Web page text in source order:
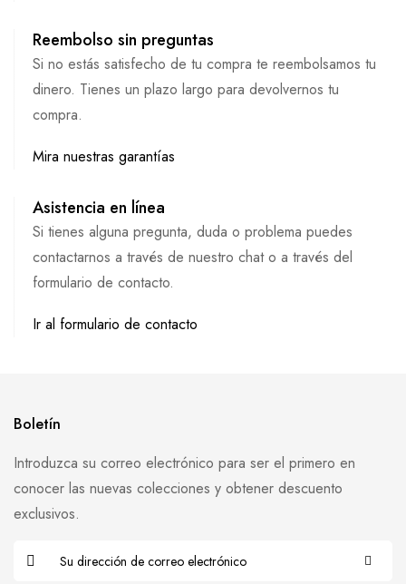
Reembolso sin preguntas
Si no estás satisfecho de tu compra te reembolsamos tu
dinero. Tienes un plazo largo para devolvernos tu
compra.
Mira nuestras garantías
Asistencia en línea
Si tienes alguna pregunta, duda o problema puedes
contactarnos a través de nuestro chat o a través del
formulario de contacto.
Ir al formulario de contacto
Boletín
Introduzca su correo electrónico para ser el primero en
conocer las nuevas colecciones y obtener descuento
exclusivos.